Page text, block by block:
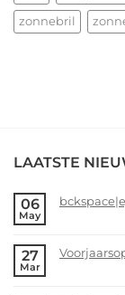
zonnebril
LAATSTE
06
May
on
27
Mar